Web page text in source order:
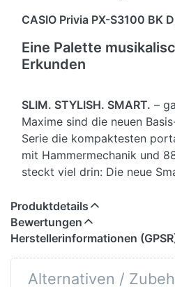
CASIO Privia PX-S3100 BK
Eine Palette
Erkunden
SLIM. STYLISH. SMART. –
Maxime sind die neuen
Serie die kompaktesten
mit Hammermechanik und
steckt viel drin: Die neue
sehr authentisches
dem neuen
Features wie Bluetooth
Play for Piano App-
S3000 ein ultimatives
Produktdetails
Bewertungen
Herstellerinformationen
Alternativen /